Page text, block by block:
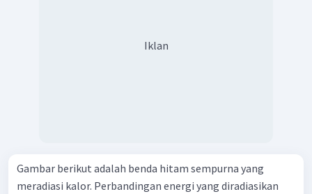
Iklan
Gambar berikut adalah benda hitam sempurna yang
meradiasi kalor. Perbandingan energi yang diradiasikan